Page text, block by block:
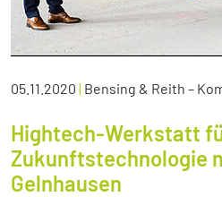
05.11.2020 | Bensing & Reith –
Hightech-Werkstatt
Zukunftstechnologie
Gelnhausen